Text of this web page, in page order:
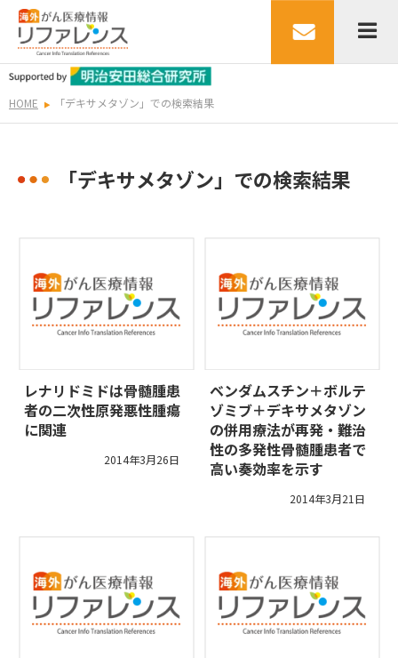
HOME 「デキサメタゾン」での検索結果
「デキサメタゾン」での検索結果
レナリドミドは骨髄腫患
者の二次性原発悪性腫瘍
に関連
2014年3月26日
ベンダムスチン＋ボルテ
ゾミブ＋デキサメタゾン
の併用療法が再発・難治
性の多発性骨髄腫患者で
高い奏効率を示す
2014年3月21日